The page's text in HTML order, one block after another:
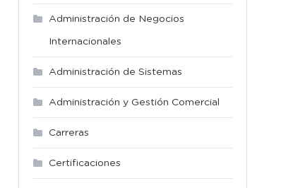
Administración de Negocios
Internacionales
Administración de Sistemas
Administración y Gestión Comercial
Carreras
Certificaciones